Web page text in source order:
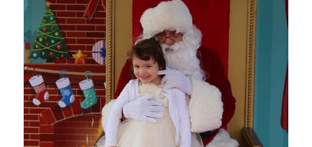
Melissa mắc bệnh bạch cầu từ khi mới ra